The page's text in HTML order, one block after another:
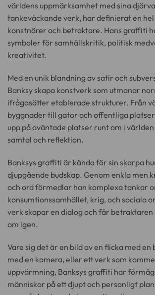
världens uppmärksamhet med sina
tankeväckande verk, har definierat en
konstnärer och betraktare. Hans graffiti
symboler för samhällskritik, politisk
kreativitet.
Med en unik blandning av satir och
Banksy skapa konstverk som utmanar
ifrågasätter etablerade strukturer. Från
byggnader till gator och offentliga
upp på oväntade platser runt om i
samtal och reflektion.
Banksys graffiti är kända för sin skarpa
djupgående budskap. Genom enkla men
och ord förmedlar han komplexa tankar
konsumtionssamhället, krig, och sociala
verk skapar en dialog och får betraktaren
om igen.
Vare sig det är en bild av en flicka med en
med en kamera, eller ett verk som
uppvärmning, Banksys graffiti har
människor på ett djupt och personligt